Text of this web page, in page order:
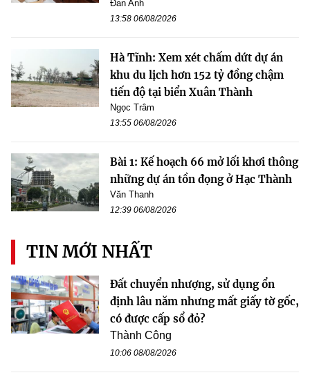
Đan Anh
13:58 06/08/2026
Hà Tĩnh: Xem xét chấm dứt dự án
khu du lịch hơn 152 tỷ đồng chậm
tiến độ tại biển Xuân Thành
Ngọc Trâm
13:55 06/08/2026
Bài 1: Kế hoạch 66 mở lối khơi thông
những dự án tồn đọng ở Hạc Thành
Văn Thanh
12:39 06/08/2026
TIN MỚI NHẤT
Đất chuyển nhượng, sử dụng ổn
định lâu năm nhưng mất giấy tờ gốc,
có được cấp sổ đỏ?
Thành Công
10:06 08/08/2026